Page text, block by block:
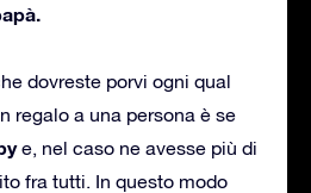
dovreste porvi ogni qual
regalo a una persona è se
e, nel caso ne avesse più di
fra tutti. In questo modo